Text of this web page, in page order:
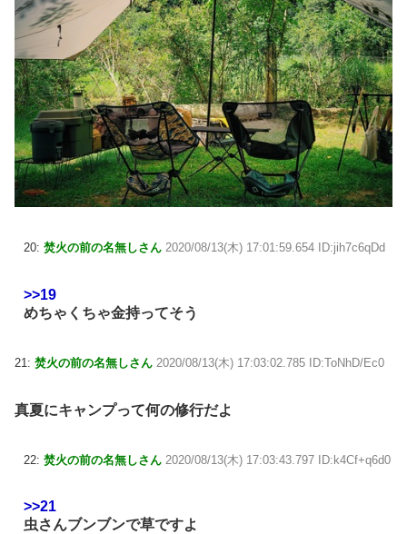
20: 焚火の前の名無しさん 2020/08/13(木) 17:01:59.654 ID:jih7c6qDd
>>19
めちゃくちゃ金持ってそう
21: 焚火の前の名無しさん 2020/08/13(木) 17:03:02.785 ID:ToNhD/Ec0
真夏にキャンプって何の修行だよ
22: 焚火の前の名無しさん 2020/08/13(木) 17:03:43.797 ID:k4Cf+q6d0
>>21
虫さんブンブンで草ですよ